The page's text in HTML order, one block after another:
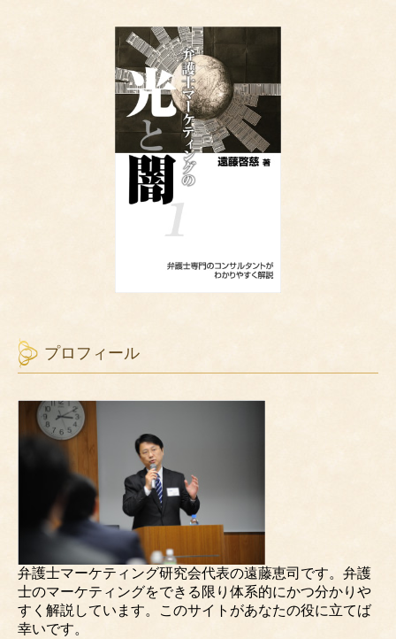
プロフィール
弁護士マーケティング研究会代表の遠藤恵司です。弁護
士のマーケティングをできる限り体系的にかつ分かりや
すく解説しています。このサイトがあなたの役に立てば
幸いです。